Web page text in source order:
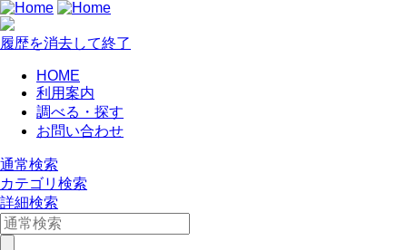
履歴を消去して終了
HOME
利用案内
調べる・探す
お問い合わせ
通常検索
カテゴリ検索
詳細検索